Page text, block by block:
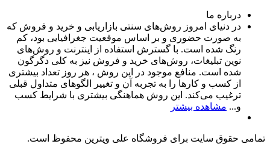
درباره ما
در دنیای امروز روش‌های سنتی بازاریابی و خرید و فروش که
به صورت حضوری و بر اساس موقعیت جغرافیایی بود، کم
رنگ شده است. با گسترش استفاده از اینترنت و روش‌های
نوین تبلیغات، روش‌های خرید و فروش نیز به کلی دگرگون
شده است. منافع موجود در این روش ، هر روز تعداد بیشتری
از کسب و کارها را به تجربه‌ آن و تغییر الگوهای متداول قبلی
ترغیب می‌کند. این روش هماهنگی بیشتری با شرایط کسب
و... مشاهده بیشتر
تمامی حقوق سایت برای فروشگاه علی ویترین محفوظ است.